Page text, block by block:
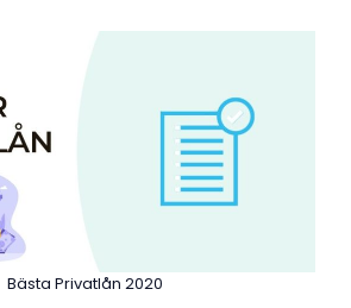
Bästa Privatlån 2020